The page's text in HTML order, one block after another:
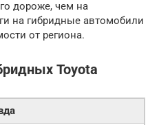
дороже, чем на
на гибридные автомобили
от региона.
Toyota